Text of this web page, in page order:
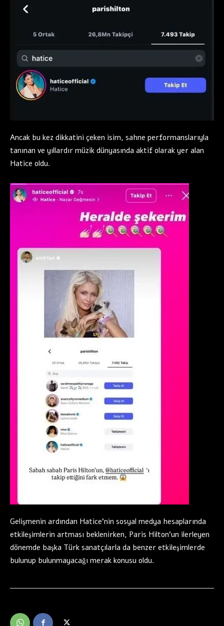
Ancak bu kez dikkatini çeken isim, sahne performanslarıyla
tanınan ve yıllardır müzik dünyasında aktif olarak yer alan
Hatice oldu.
Gelişmenin ardından Hatice’nin sosyal medya hesaplarında
etkileşimlerin artması beklenirken, Paris Hilton’un ilerleyen
dönemde başka Türk sanatçılarla da benzer etkileşimlerde
bulunup bulunmayacağı merak konusu oldu.